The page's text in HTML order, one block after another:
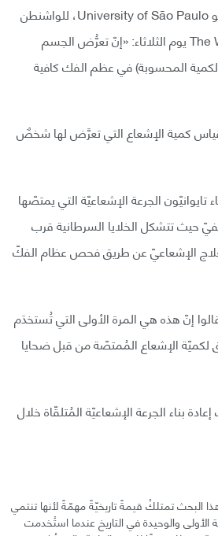
وأستاذٌ في جامعة ساو باولو University of São Paulo، للواشنطن
بوست The Washington Post يوم الثلاثاء: «إنّ تعرُّض الجسم
الكمية المحسوبة) في عظم الفك كافية
كمية الإشعاع التي تعرَّض لها شخصٌ
علماء تايوانيّون الجرعة الإشعاعيّة التي يمتصّها
حيث تتشكل الخلايا السرطانية قرب
الإشعاعيّ عن طريق فحص عظام الفكّ
إنّ هذه هي المرة الأولى التي تُستخدَم
لكميّة الإشعاع المُمتصّة من قبل ضحايا
بناء الجرعة الإشعاعيّة المُتلقّاة خلال
البحث تمتلكُ قيمةً تاريخيّةً مهمّةً لأنها تنتمي
الأولى والوحيدة في التاريخ عندما استُخدمت